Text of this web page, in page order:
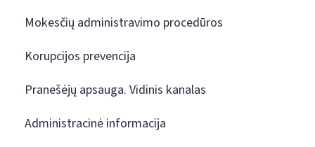
Mokesčių administravimo procedūros
Korupcijos prevencija
Pranešėjų apsauga. Vidinis kanalas
Administracinė informacija